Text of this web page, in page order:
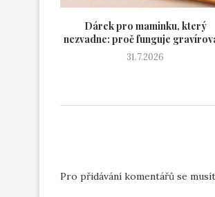
Dárek pro maminku, který
nezvadne: proč funguje
31.7.2026
Pro přidávání komentářů se